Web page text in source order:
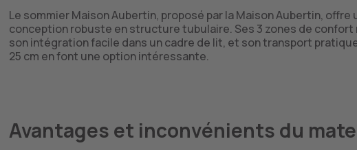
Le sommier Maison Aubertin, proposé par la Maison Aubertin,
conception robuste en structure tubulaire. Ses 3 zones de
son intégration facile dans un cadre de lit, et son transport
25 cm en font une option intéressante.
Avantages et inconvénients du